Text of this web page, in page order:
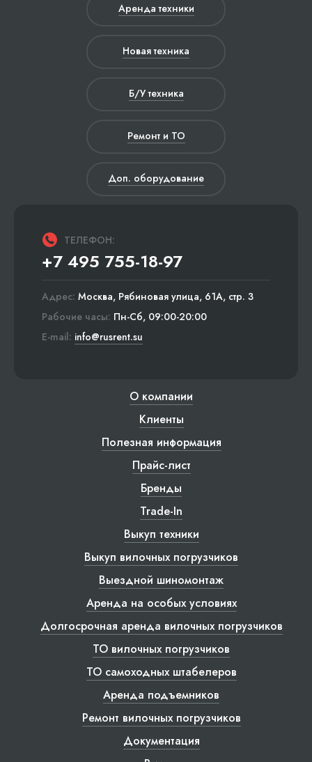
Аренда техники
Новая техника
Б/У техника
Ремонт и ТО
Доп. оборудование
ТЕЛЕФОН:
+7 495 755-18-97
Адрес: Москва, Рябиновая улица, 61А, стр. 3
Рабочие часы: Пн-Сб, 09:00-20:00
E-mail: info@rusrent.su
О компании
Клиенты
Полезная информация
Прайс-лист
Бренды
Trade-In
Выкуп техники
Выкуп вилочных погрузчиков
Выездной шиномонтаж
Аренда на особых условиях
Долгосрочная аренда вилочных погрузчиков
ТО вилочных погрузчиков
ТО самоходных штабелеров
Аренда подъемников
Ремонт вилочных погрузчиков
Документация